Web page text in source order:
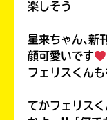
楽しそう
星来ちゃん､新
顔可愛いです
フェリスくん
てかフェリス